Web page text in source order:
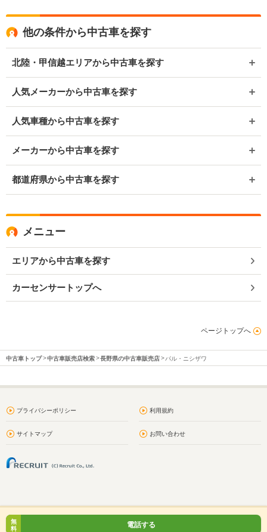
他の条件から中古車を探す
北陸・甲信越エリアから中古車を探す
人気メーカーから中古車を探す
人気車種から中古車を探す
メーカーから中古車を探す
都道府県から中古車を探す
メニュー
エリアから中古車を探す
カーセンサートップへ
ページトップへ
中古車トップ 中古車販売店検索 長野県の中古車販売店 パル・ニシザワ
プライバシーポリシー 利用規約
サイトマップ お問い合わせ
無
料
電話する